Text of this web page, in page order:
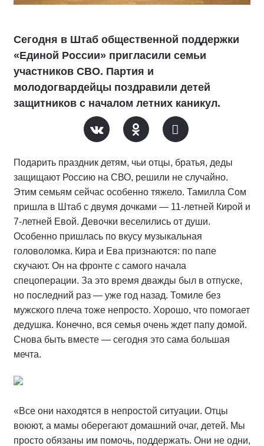
Сегодня в Штаб общественной поддержки
«Единой России» пригласили семьи
участников СВО. Партия и
молодогвардейцы поздравили детей
защитников с началом летних каникул.
Подарить праздник детям, чьи отцы, братья, деды
защищают Россию на СВО, решили не случайно.
Этим семьям сейчас особенно тяжело. Тамилла Сом
пришла в Штаб с двумя дочками — 11-летней Кирой и
7-летней Евой. Девочки веселились от души.
Особенно пришлась по вкусу музыкальная
головоломка. Кира и Ева признаются: по папе
скучают. Он на фронте с самого начала
спецоперации. За это время дважды был в отпуске,
но последний раз — уже год назад. Томиле без
мужского плеча тоже непросто. Хорошо, что помогает
дедушка. Конечно, вся семья очень ждет папу домой.
Снова быть вместе — сегодня это сама большая
мечта.
«Все они находятся в непростой ситуации. Отцы
воюют, а мамы оберегают домашний очаг, детей. Мы
просто обязаны им помочь, поддержать. Они не одни,